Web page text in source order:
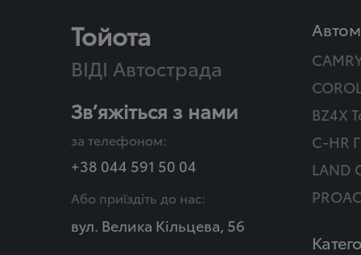
Тойота
ВІДІ Автострада
Зв’яжіться з нами
за телефоном:
+38 044 591 50 04
Або приїздіть до нас:
вул. Велика Кільцева, 56
BZ4X
C-HR
LAND